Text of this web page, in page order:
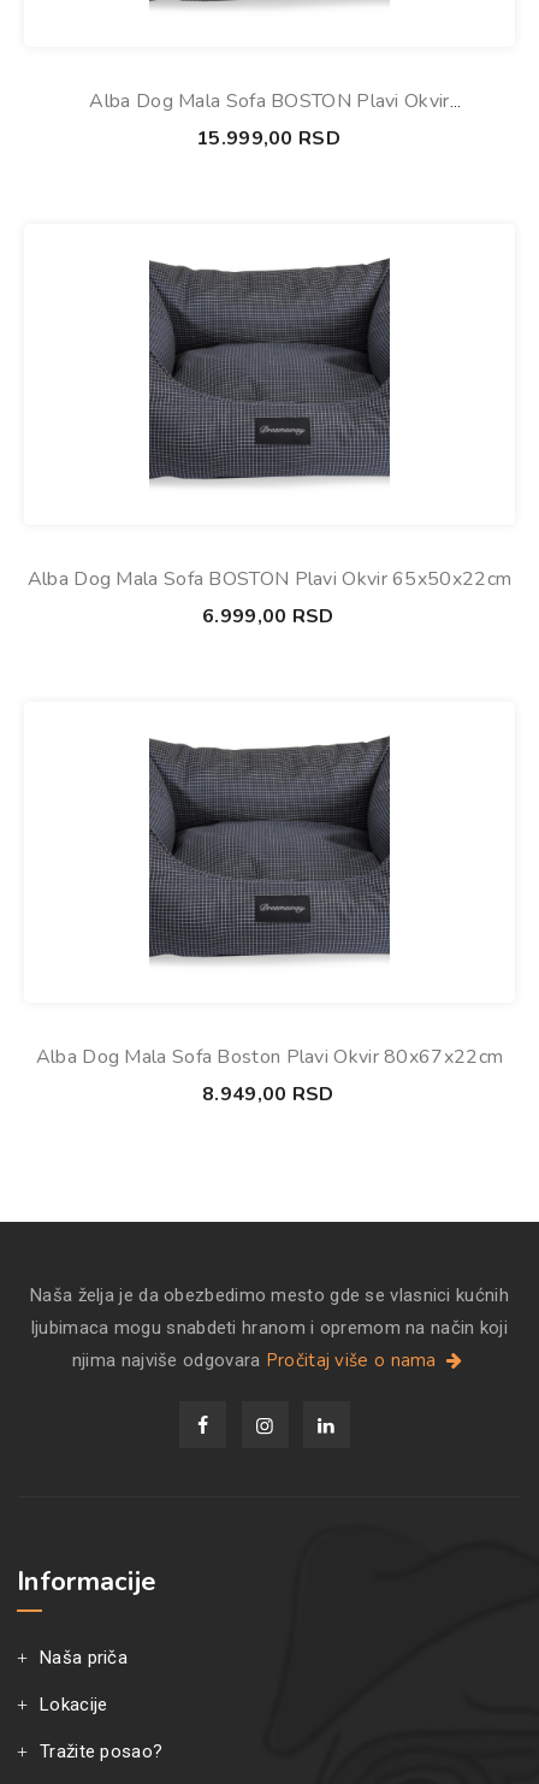
Alba Dog Mala Sofa BOSTON Plavi Okvir
120x100x28cm
15.999,00 RSD
Alba Dog Mala Sofa BOSTON Plavi Okvir 65x50x22cm
6.999,00 RSD
Alba Dog Mala Sofa Boston Plavi Okvir 80x67x22cm
8.949,00 RSD
Naša želja je da obezbedimo mesto gde se vlasnici kućnih
ljubimaca mogu snabdeti hranom i opremom na način koji
njima najviše odgovara Pročitaj više o nama
Informacije
Naša priča
Lokacije
Tražite posao?